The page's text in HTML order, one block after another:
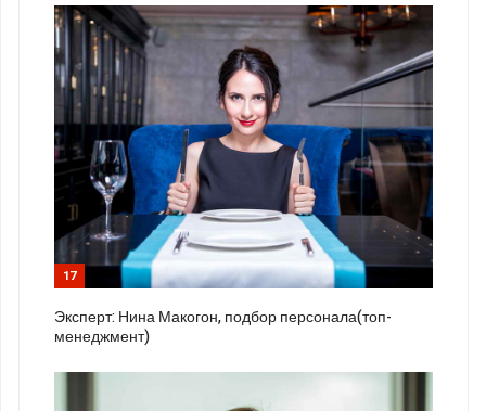
17
Эксперт: Нина Макогон, подбор персонала(топ-
менеджмент)